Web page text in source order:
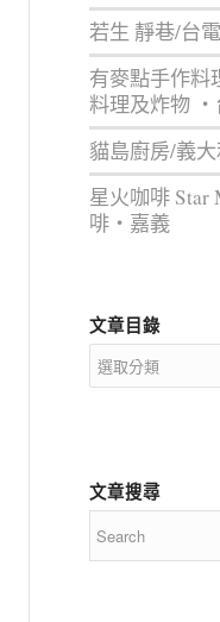
若生 靜巷/台
有麥點手作料
料理及炸物 ‧
貓島廚房/義
星火咖啡 Star
啡‧嘉義
文章目錄
文
章
文章搜尋